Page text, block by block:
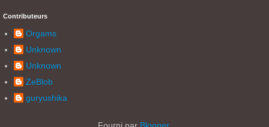
Contributeurs
Orgams
Unknown
Unknown
ZeBlob
guryushika